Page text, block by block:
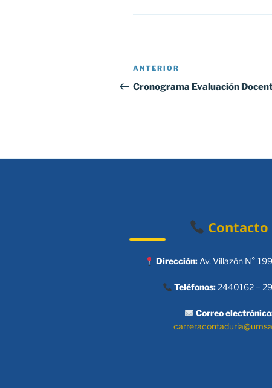
Navegación
de
Entrada
anterior:
ANTERIOR
Cronograma Evaluación
Contacto
Dirección:Av. Villazón N°
Teléfonos:2440162 –
Correo